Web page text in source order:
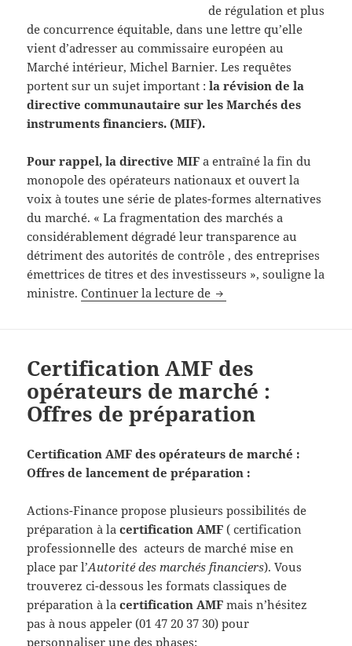
de régulation et plus
de concurrence équitable, dans une lettre qu’elle
vient d’adresser au commissaire européen au
Marché intérieur, Michel Barnier. Les requêtes
portent sur un sujet important :la révision de la
directive communautaire sur les Marchés des
instruments financiers. (MIF).
Pour rappel, la directive MIF a entraîné la fin du
monopole des opérateurs nationaux et ouvert la
voix à toutes une série de plates-formes alternatives
du marché. « La fragmentation des marchés a
considérablement dégradé leur transparence au
détriment des autorités de contrôle , des entreprises
émettrices de titres et des investisseurs », souligne la
ministre.Continuer la lecture de Proposition de
Certification AMF des
opérateurs de marché :
Offres de préparation
Certification AMF des opérateurs de marché :
Offres de lancement de préparation :
Actions-Finance propose plusieurs possibilités de
préparation à lacertification AMF ( certification
professionnelle des acteurs de marché mise en
place par l’Autorité des marchés financiers). Vous
trouverez ci-dessous les formats classiques de
préparation à lacertification AMF mais n’hésitez
pas à nous appeler (01 47 20 37 30) pour
personnaliser une des phases: